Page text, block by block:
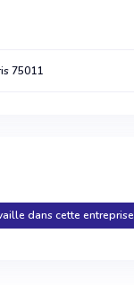
75011
dans cette entreprise